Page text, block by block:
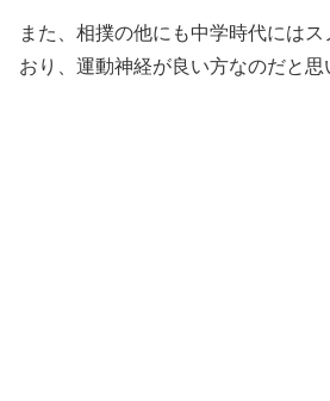
また、相撲の他にも中学時代には
おり、運動神経が良い方なのだと思